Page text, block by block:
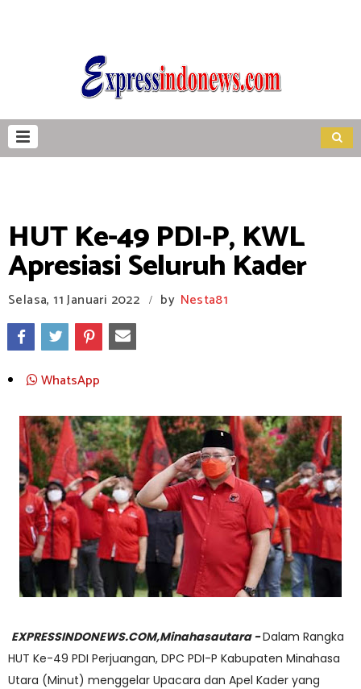
HUT Ke-49 PDI-P, KWL
Apresiasi Seluruh Kader
Selasa, 11 Januari 2022 / by Nesta81
WhatsApp
EXPRESSINDONEWS.COM,Minahasautara -Dalam Rangka
HUT Ke-49 PDI Perjuangan, DPC PDI-P Kabupaten Minahasa
Utara (Minut) menggelar Upacara dan Apel Kader yang